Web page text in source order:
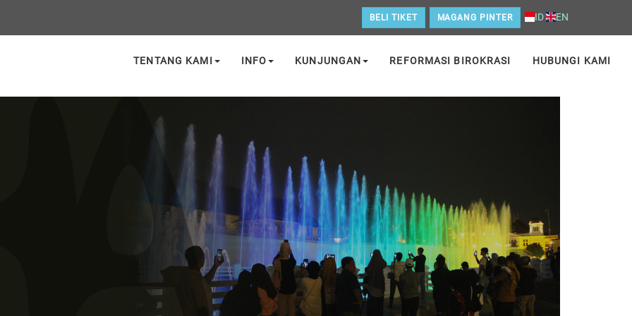
BELI TIKET MAGANG PINTER ID EN
TENTANG KAMI INFO KUNJUNGAN REFORMASI BIROKRASI HUBUNGI KAMI